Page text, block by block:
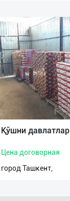
Қўшни давлатлар
Цена договорная
город Ташкент,